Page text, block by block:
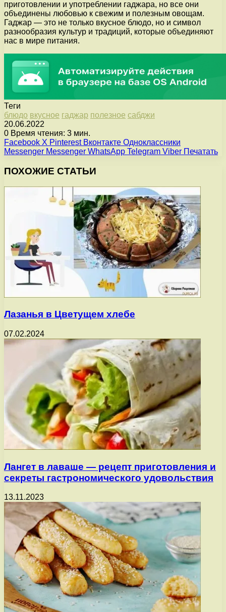
приготовлении и употреблении гаджара, но все они
объединены любовью к свежим и полезным овощам.
Гаджар — это не только вкусное блюдо, но и символ
разнообразия культур и традиций, которые объединяют
нас в мире питания.
Теги
блюдо вкусное гаджар полезное сабджи
20.06.2022
0 Время чтения: 3 мин.
Facebook X Pinterest Вконтакте Одноклассники
Messenger Messenger WhatsApp Telegram Viber Печатать
ПОХОЖИЕ СТАТЬИ
Лазанья в Цветущем хлебе
07.02.2024
Лангет в лаваше — рецепт приготовления и
секреты гастрономического удовольствия
13.11.2023